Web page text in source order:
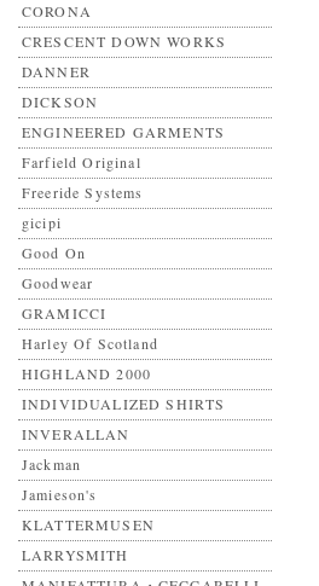
CORONA
CRESCENT DOWN WORKS
DANNER
DICKSON
ENGINEERED GARMENTS
Farfield Original
Freeride Systems
gicipi
Good On
Goodwear
GRAMICCI
Harley Of Scotland
HIGHLAND 2000
INDIVIDUALIZED SHIRTS
INVERALLAN
Jackman
Jamieson's
KLATTERMUSEN
LARRYSMITH